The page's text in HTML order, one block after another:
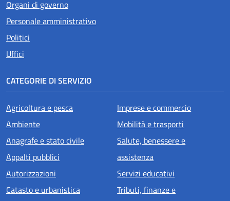
Organi di governo
Personale amministrativo
Politici
Uffici
CATEGORIE DI SERVIZIO
Agricoltura e pesca
Ambiente
Anagrafe e stato civile
Appalti pubblici
Autorizzazioni
Catasto e urbanistica
Imprese e commercio
Mobilità e trasporti
Salute, benessere e
assistenza
Servizi educativi
Tributi, finanze e